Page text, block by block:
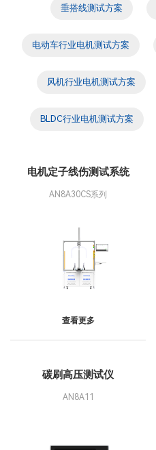
垂搭线测试方案
电动车行业电机测试方案
风机行业电机测试方案
BLDC行业电机测试方案
电机定子线伤测试系统
AN8A30CS系列
查看更多
碳刷高压测试仪
AN8A11